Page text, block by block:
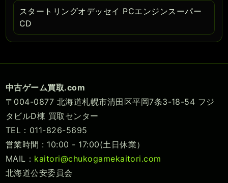
スタートリングオデッセイ PCエンジンスーパー
CD
中古ゲーム買取.com
〒004-0877 北海道札幌市清田区平岡7条3-18-54 フジ
タビルD棟 買取センター
TEL：011-826-5695
営業時間 : 10:00 - 17:00(土日休業）
MAIL： kaitori@chukogamekaitori.com
北海道公安委員会